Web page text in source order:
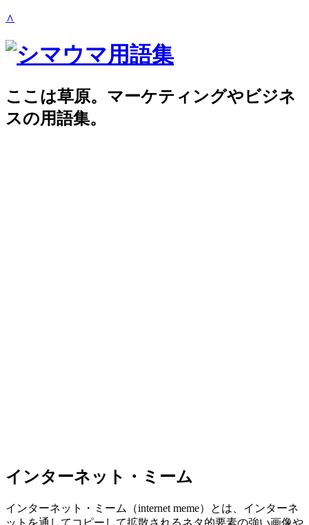
∧
ここは草原。マーケティングやビジネ
スの用語集。
インターネット・ミーム
インターネット・ミーム（internet meme）とは、インターネ
ットを通してコピーして拡散されるネタ的要素の強い画像や